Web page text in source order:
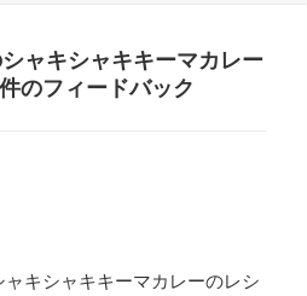
ャキシャキキーマカレー
のフィードバック
キシャキキーマカレーのレシ